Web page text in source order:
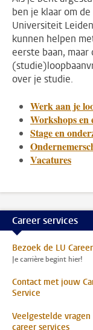
ben je klaar om
Universiteit
kunnen helpen
eerste baan,
over je studie.
Werk aan je
Workshops en
Stage en
Vacatures
Career services
Bezoek de LU
Je carrière begint hier!
Contact met jouw
Service
Veelgestelde vragen
career services